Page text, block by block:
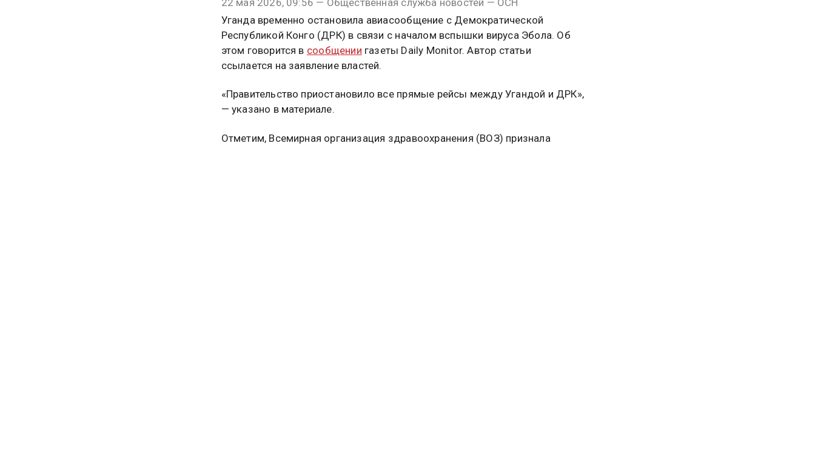
22 мая 2026, 09:56 — Общественная служба новостей — ОСН
Уганда временно остановила авиасообщение с Демократической
Республикой Конго (ДРК) в связи с началом вспышки вируса Эбола. Об
этом говорится в сообщении газеты Daily Monitor. Автор статьи
ссылается на заявление властей.
«Правительство приостановило все прямые рейсы между Угандой и ДРК»,
— указано в материале.
Отметим, Всемирная организация здравоохранения (ВОЗ) признала